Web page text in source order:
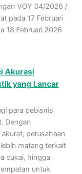
VOY 04/2026 /
pada 17 Februari
18 Februari 2026
Akurasi
yang Lancar
para pebisnis
Dengan
perusahaan
matang terkait
cukai, hingga
untuk